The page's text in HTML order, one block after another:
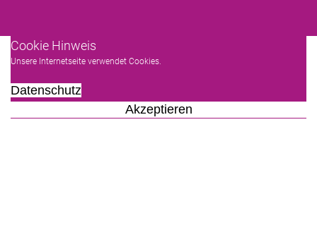
Cookie Hinweis
Unsere Internetseite verwendet Cookies.
Datenschutz
Akzeptieren